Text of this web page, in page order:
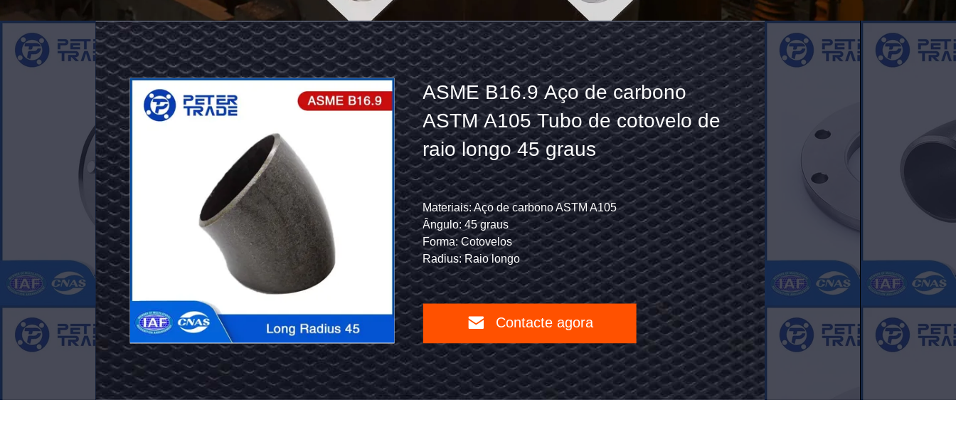
ASME
B16.5
A105
Flange
Aço
de
Carbono
BLRF
Nome do produto: Flancas cegas da norma ASME B16.5
Tipo de face do produto: Rosto levantado (RF), Rosto plano (FF), articulação tipo anel (RTJ), Rosto de cintura (LJF)
Tamanho: 1/2' a 24'
Pressão: Classe 150
Contacte
agora
BS4504
CODE101
Q235/
Painting
Carbon
Steel
Plate
Padrão de produto: BS4504 CODE101 Flancas de chapas (PLRF)
Métodos de fabrico: Forja, fundição, fundição e forja, corte de chapas médias, fundição
Materiais: Aço carbono, aço inoxidável, aço de liga e outros conforme sua exigência
Tratamento de superfície: Pintura preta / óleo anti-ferrugem / galvanizado a quente
Contacte
agora
ASME B16.9 Aço de carbono
ASTM A105 Tubo de cotovelo de
raio longo 45 graus
Materiais: Aço de carbono ASTM A105
Ângulo: 45 graus
Forma: Cotovelos
Radius: Raio longo
Contacte agora